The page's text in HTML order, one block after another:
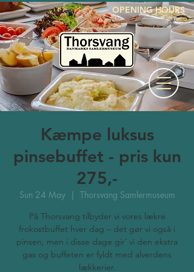
OPENING HOURS
Kæmpe luksus
pinsebuffet - pris kun
275,-
Sun 24 May
  |
Thorsvang Samlermuseum
På Thorsvang tilbyder vi vores lækre
frokostbuffet hver dag – det gør vi også i
pinsen, men i disse dage gir´ vi den ekstra
gas og buffeten er fyldt med alverdens
lækkerier.